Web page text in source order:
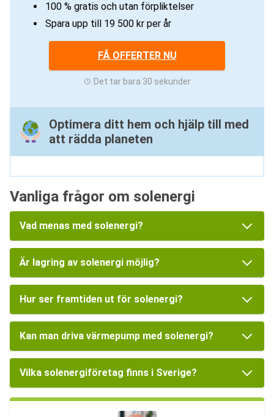
100 % gratis och utan förpliktelser
Spara upp till 19 500 kr per år
FÅ OFFERTER NU
Det tar bara 30 sekunder
Optimera ditt hem och hjälp till med
att rädda planeten
Vanliga frågor om solenergi
Vad menas med solenergi?
Är lagring av solenergi möjlig?
Hur ser framtiden ut för solenergi?
Kan man driva värmepump med solenergi?
Vilka solenergiföretag finns i Sverige?